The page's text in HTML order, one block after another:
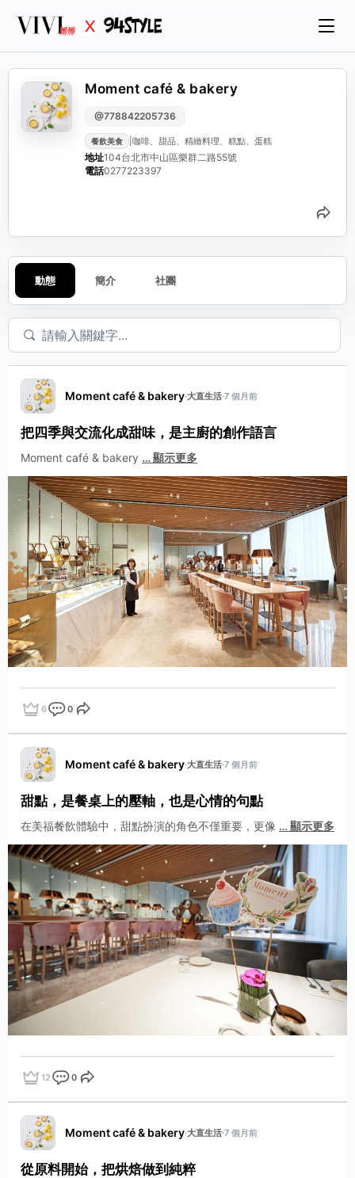
Moment café & bakery
@778842205736
餐飲美食 咖啡、甜品、精緻料理、糕點、蛋糕
地址104台北市中山區樂群二路55號
電話0277223397
分
動態 簡介 社團
Moment café & bakery·大直生活·7 個月前
把四季與交流化成甜味，是主廚的創作語言
Moment café & bakery …顯示更多
點讚 6評論 0分享
Moment café & bakery·大直生活·7 個月前
甜點，是餐桌上的壓軸，也是心情的句點
在美福餐飲體驗中，甜點扮演的角色不僅重要，更像 …顯示更多
點讚 12 評論 0分享
Moment café & bakery·大直生活·7 個月前
從原料開始，把烘焙做到純粹